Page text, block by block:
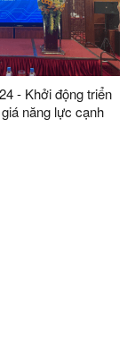
- Khởi động triển
năng lực cạnh